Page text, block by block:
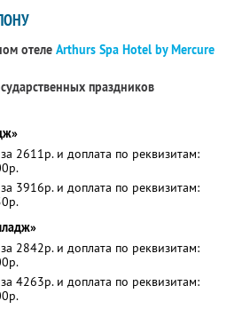
отеле Arthurs Spa Hotel by Mercure
праздников
2611р. и доплата по реквизитам:
3916р. и доплата по реквизитам:
2842р. и доплата по реквизитам:
4263р. и доплата по реквизитам: